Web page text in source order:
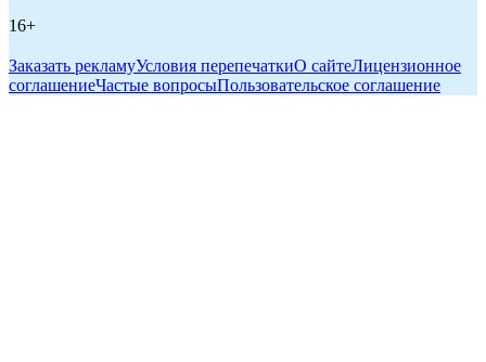
16+
Заказать рекламуУсловия перепечаткиО сайтеЛицензионное
соглашениеЧастые вопросыПользовательское соглашение